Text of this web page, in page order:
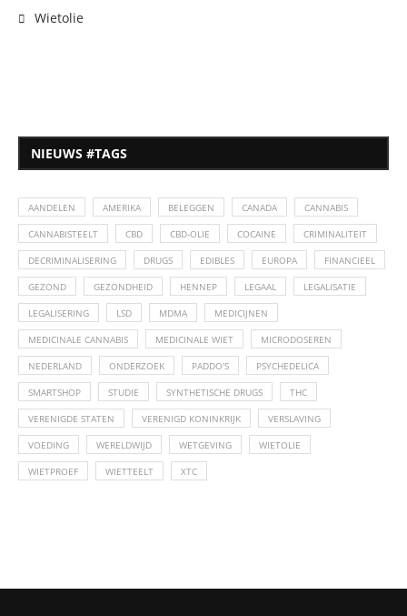
Wietolie
NIEUWS #TAGS
AANDELEN AMERIKA BELEGGEN CANADA CANNABIS
CANNABISTEELT CBD CBD-OLIE COCAINE CRIMINALITEIT
DECRIMINALISERING DRUGS EDIBLES EUROPA FINANCIEEL
GEZOND GEZONDHEID HENNEP LEGAAL LEGALISATIE
LEGALISERING LSD MDMA MEDICIJNEN
MEDICINALE CANNABIS MEDICINALE WIET MICRODOSEREN
NEDERLAND ONDERZOEK PADDO'S PSYCHEDELICA
SMARTSHOP STUDIE SYNTHETISCHE DRUGS THC
VERENIGDE STATEN VERENIGD KONINKRIJK VERSLAVING
VOEDING WERELDWIJD WETGEVING WIETOLIE
WIETPROEF WIETTEELT XTC